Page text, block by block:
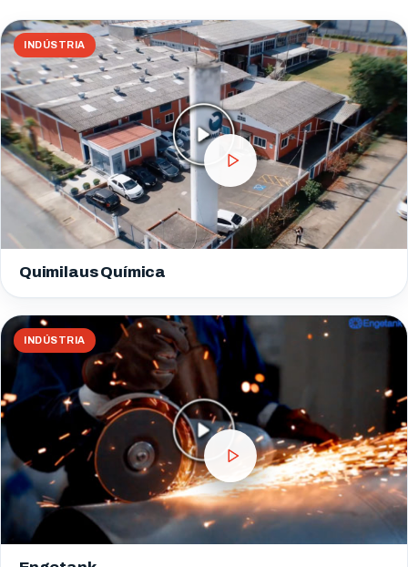
INDÚSTRIA
Quimilaus Química
INDÚSTRIA